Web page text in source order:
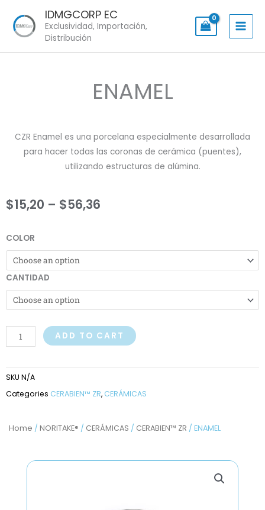
content
IDMGCORP EC
Exclusividad, Importación,
Distribución
Home / NORITAKE® / CERÁMICAS / CERABIEN™ ZR / ENAMEL
ENAMEL
CZR Enamel es una porcelana especialmente desarrollada
para hacer todas las coronas de cerámica (puentes),
utilizando estructuras de alúmina.
$15,20 – $56,36
$15,20
through
$56,36
COLOR
CANTIDAD
ENAMEL
quantity
ADD TO CART
SKU N/A
Categories CERABIEN™ ZR, CERÁMICAS